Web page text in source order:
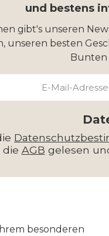
und bestens
gibt's unseren
unseren besten
Bunten
die AGB gelesen
besonderen